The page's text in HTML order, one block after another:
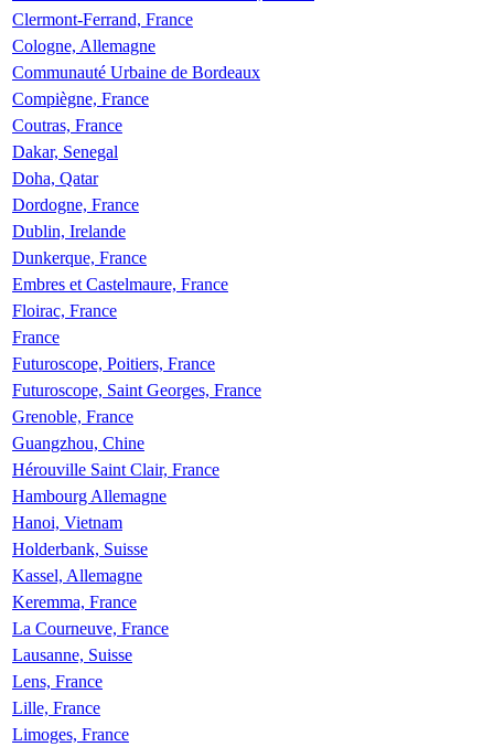
Clermont-Ferrand, France
Cologne, Allemagne
Communauté Urbaine de Bordeaux
Compiègne, France
Coutras, France
Dakar, Senegal
Doha, Qatar
Dordogne, France
Dublin, Irelande
Dunkerque, France
Embres et Castelmaure, France
Floirac, France
France
Futuroscope, Poitiers, France
Futuroscope, Saint Georges, France
Grenoble, France
Guangzhou, Chine
Hérouville Saint Clair, France
Hambourg Allemagne
Hanoi, Vietnam
Holderbank, Suisse
Kassel, Allemagne
Keremma, France
La Courneuve, France
Lausanne, Suisse
Lens, France
Lille, France
Limoges, France